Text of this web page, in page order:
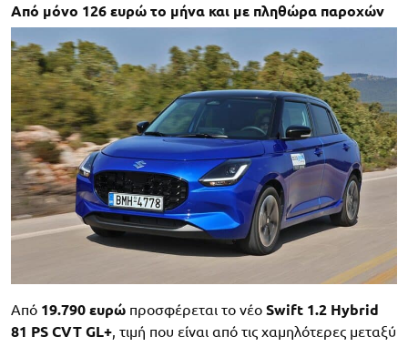
Από μόνο 126 ευρώ το μήνα και με πληθώρα παροχών
Από 19.790 ευρώ προσφέρεται το νέο Swift 1.2 Hybrid
81 PS CVT GL+, τιμή που είναι από τις χαμηλότερες μεταξύ